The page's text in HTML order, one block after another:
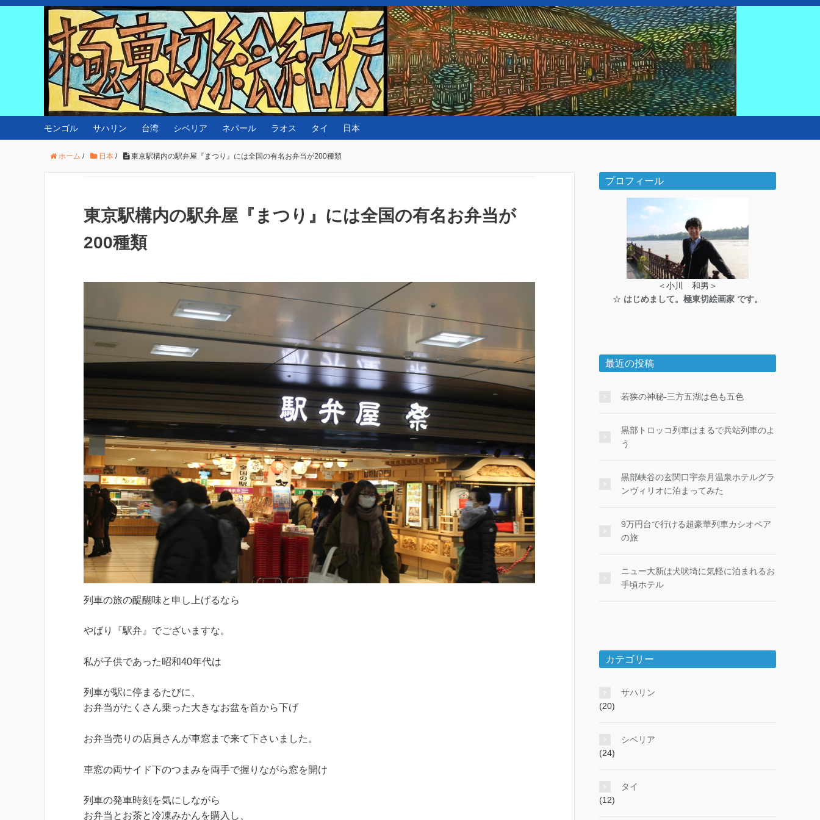
モンゴル サハリン 台湾 シベリア ネパール ラオス タイ 日本
ホーム / 日本 / 東京駅構内の駅弁屋『まつり』には全国の有名お弁当が200種類
東京駅構内の駅弁屋『まつり』には全国の有名お弁当が
200種類
列車の旅の醍醐味と申し上げるなら
やばり『駅弁』でございますな。
私が子供であった昭和40年代は
列車が駅に停まるたびに、
お弁当がたくさん乗った大きなお盆を首から下げ
お弁当売りの店員さんが車窓まで来て下さいました。
車窓の両サイド下のつまみを両手で握りながら窓を開け
列車の発車時刻を気にしながら
お弁当とお茶と冷凍みかんを購入し、
プロフィール
＜小川 和男＞
☆ はじめまして。極東切絵画家 です。
最近の投稿
若狭の神秘-三方五湖は色も五色
黒部トロッコ列車はまるで兵站列車のよ
う
黒部峡谷の玄関口宇奈月温泉ホテルグラ
ンヴィリオに泊まってみた
9万円台で行ける超豪華列車カシオペア
の旅
ニュー大新は犬吠埼に気軽に泊まれるお
手頃ホテル
カテゴリー
サハリン
(20)
シベリア
(24)
タイ
(12)